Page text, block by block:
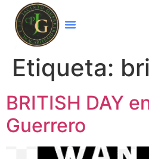
Etiqueta:
BRITISH DAY
Guerrero